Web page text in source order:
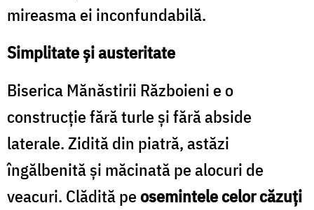
mireasma ei inconfundabilă.
Simplitate și austeritate
Biserica Mănăstirii Războieni e o
construcţie fără turle şi fără abside
laterale. Zidită din piatră, astăzi
îngălbenită și măcinată pe alocuri de
veacuri. Clădită peosemintele celor căzuți